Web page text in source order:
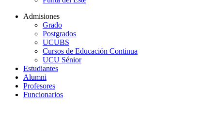
Admisiones
Grado
Postgrados
UCUBS
Cursos de Educación Continua
UCU Sénior
Estudiantes
Alumni
Profesores
Funcionarios